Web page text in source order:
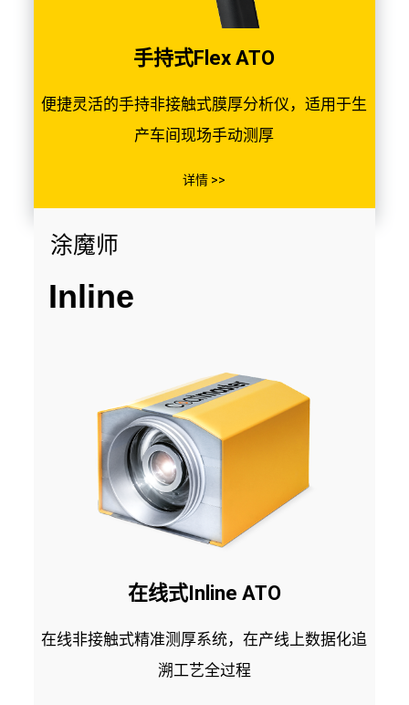
手持式Flex ATO
便捷灵活的手持非接触式膜厚分析仪，适用于生
产车间现场手动测厚
详情 >>
涂魔师
Inline
在线式Inline ATO
在线非接触式精准测厚系统，在产线上数据化追
溯工艺全过程